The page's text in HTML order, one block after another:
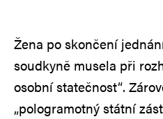
Žena po skončení
soudkyně musela při
osobní statečnost“.
„pologramotný státní